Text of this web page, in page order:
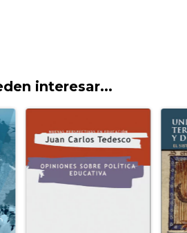
interesar...